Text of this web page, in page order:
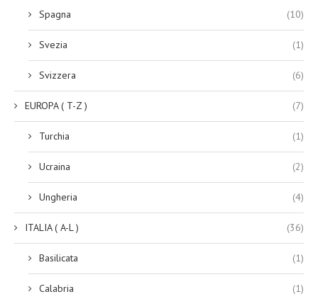
Spagna (10)
Svezia (1)
Svizzera (6)
EUROPA ( T-Z ) (7)
Turchia (1)
Ucraina (2)
Ungheria (4)
ITALIA ( A-L ) (36)
Basilicata (1)
Calabria (1)